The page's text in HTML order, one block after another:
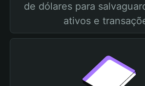
de dólares para
ativos e